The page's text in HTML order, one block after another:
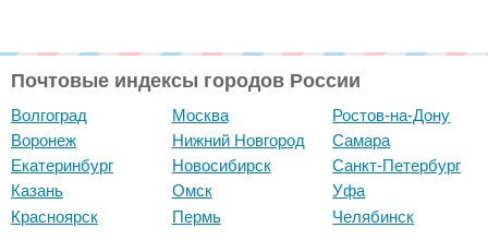
Почтовые индексы городов России
Волгоград
Воронеж
Екатеринбург
Казань
Красноярск
Москва
Нижний Новгород
Новосибирск
Омск
Пермь
Ростов-на-Дону
Самара
Санкт-Петербург
Уфа
Челябинск